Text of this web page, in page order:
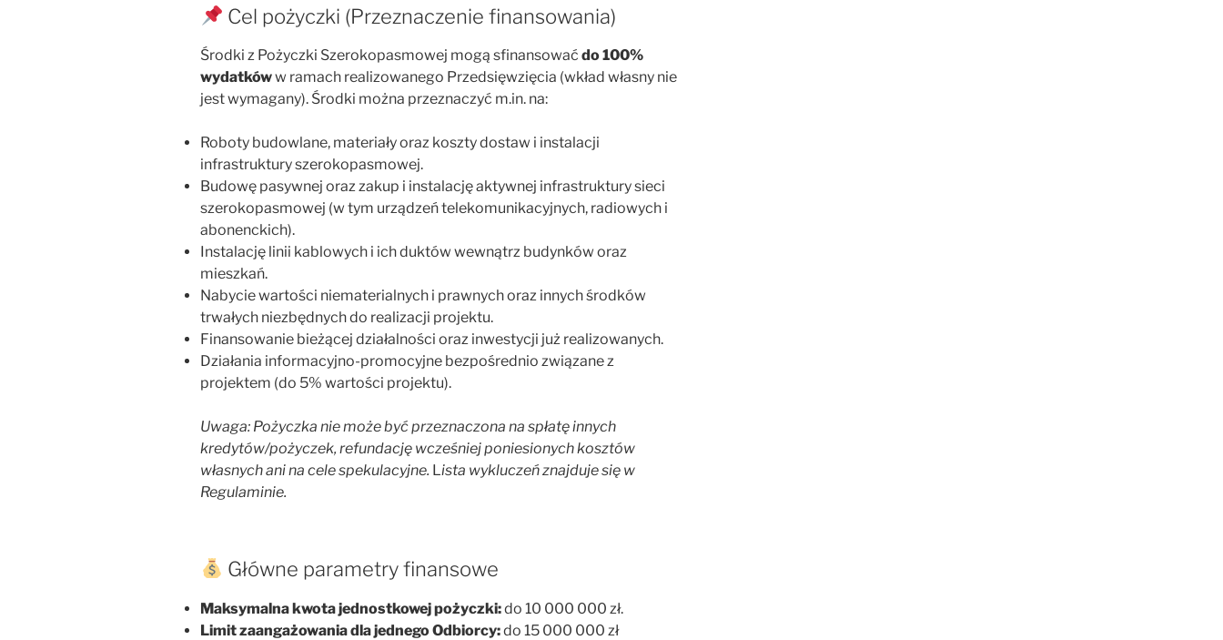
Cel pożyczki (Przeznaczenie finansowania)
Środki z Pożyczki Szerokopasmowej mogą sfinansować do 100%
wydatkóww ramach realizowanego Przedsięwzięcia (wkład własny nie
jest wymagany). Środki można przeznaczyć m.in. na:
Roboty budowlane, materiały oraz koszty dostaw i instalacji
infrastruktury szerokopasmowej.
Budowę pasywnej oraz zakup i instalację aktywnej infrastruktury sieci
szerokopasmowej (w tym urządzeń telekomunikacyjnych, radiowych i
abonenckich).
Instalację linii kablowych i ich duktów wewnątrz budynków oraz
mieszkań.
Nabycie wartości niematerialnych i prawnych oraz innych środków
trwałych niezbędnych do realizacji projektu.
Finansowanie bieżącej działalności oraz inwestycji już realizowanych.
Działania informacyjno-promocyjne bezpośrednio związane z
projektem (do 5% wartości projektu).
Uwaga: Pożyczka nie może być przeznaczona na spłatę innych
kredytów/pożyczek, refundację wcześniej poniesionych kosztów
własnych ani na cele spekulacyjne. Lista wykluczeń znajduje się w
Regulaminie.
Główne parametry finansowe
Maksymalna kwota jednostkowej pożyczki:do 10 000 000 zł.
Limit zaangażowania dla jednego Odbiorcy:do 15 000 000 zł